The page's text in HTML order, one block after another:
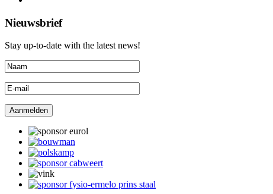
Nieuwsbrief
Stay up-to-date with the latest news!